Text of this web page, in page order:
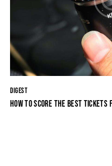
DIGEST
HOW TO SCORE THE BEST TICKETS